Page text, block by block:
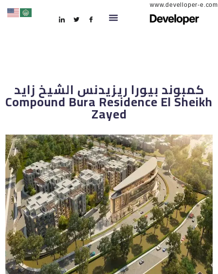
www.develloper-e.com
كمبوند بيورا ريزيدنس الشيخ زايد
Compound Bura Residence El Sheikh
Zayed